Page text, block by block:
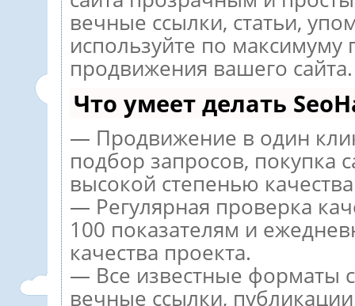
вечные ссылки, статьи,
используйте по максимуму
продвижения вашего сайта.
Что умеет делать
— Продвижение в один
подбор запросов, покупка
высокой степенью
— Регулярная проверка
100 показателям и
качества проекта.
— Все известные форматы
вечные ссылки,